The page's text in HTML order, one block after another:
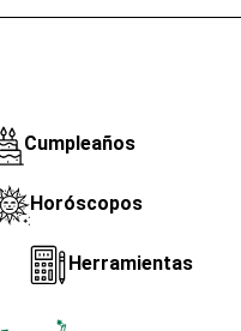
Cumpleaños
Horóscopos
Herramientas